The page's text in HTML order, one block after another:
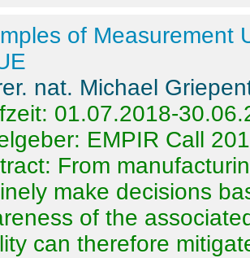
of Measurement
nat. Michael
01.07.2018-
EMPIR Call
From
make decisions
of the
can therefore